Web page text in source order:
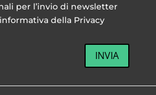
per l’invio di newsletter
della Privacy
INVIA